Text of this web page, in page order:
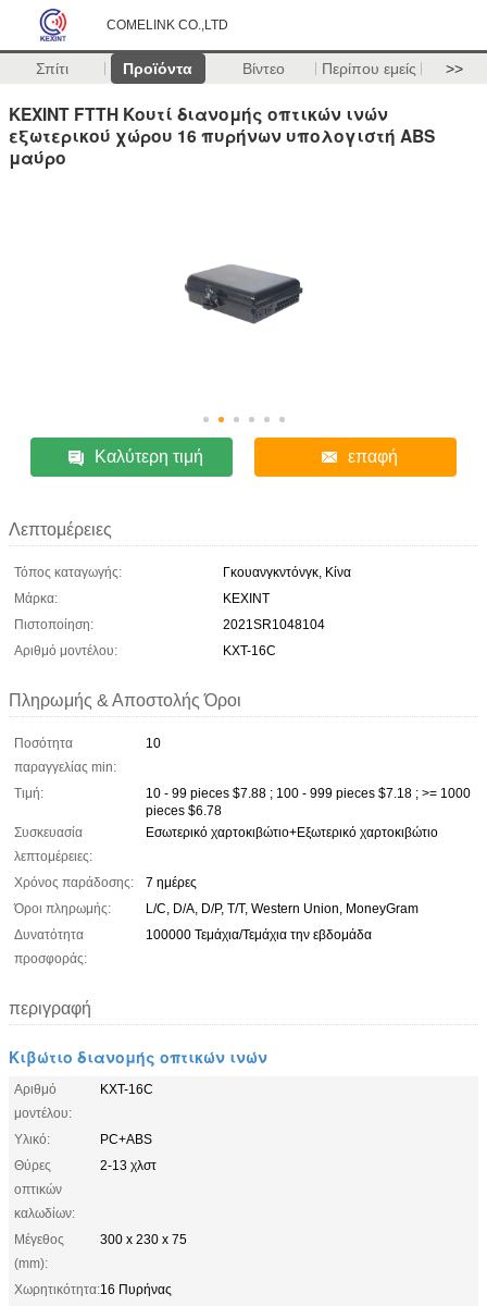
COMELINK CO.,LTD
Σπίτι Προϊόντα Βίντεο Περίπου εμείς >>
KEXINT FTTH Κουτί διανομής οπτικών ινών
εξωτερικού χώρου 16 πυρήνων υπολογιστή ABS
μαύρο
Καλύτερη τιμή επαφή
Λεπτομέρειες
Τόπος καταγωγής:
Γκουανγκντόνγκ, Κίνα
Μάρκα:
KEXINT
Πιστοποίηση:
2021SR1048104
Αριθμό μοντέλου:
KXT-16C
Πληρωμής & Αποστολής Όροι
Ποσότητα
παραγγελίας min:
10
Τιμή:
10 - 99 pieces $7.88 ; 100 - 999 pieces $7.18 ; >= 1000
pieces $6.78
Συσκευασία
λεπτομέρειες:
Εσωτερικό χαρτοκιβώτιο+Εξωτερικό χαρτοκιβώτιο
Χρόνος παράδοσης:
7 ημέρες
Όροι πληρωμής:
L/C, D/A, D/P, T/T, Western Union, MoneyGram
Δυνατότητα
προσφοράς:
100000 Τεμάχια/Τεμάχια την εβδομάδα
περιγραφή
Κιβώτιο διανομής οπτικών ινών
Αριθμό
μοντέλου:
KXT-16C
Υλικό:
PC+ABS
Θύρες
οπτικών
καλωδίων:
2-13 χλστ
Μέγεθος
(mm):
300 x 230 x 75
Χωρητικότητα:16 Πυρήνας